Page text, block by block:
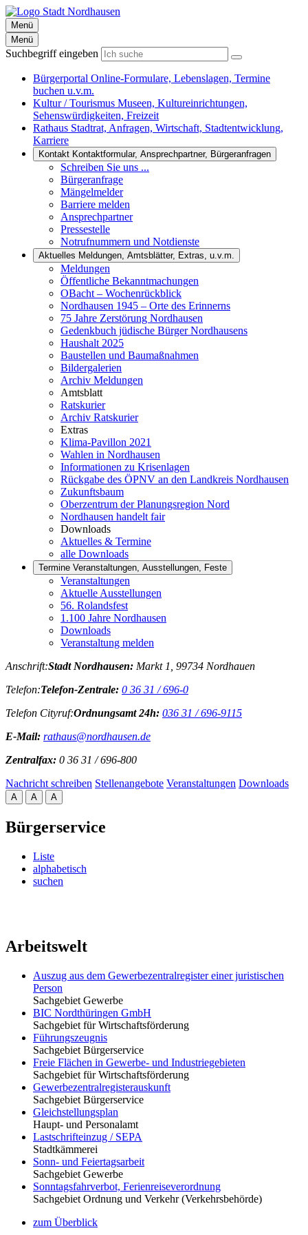
Menü
Menü
Suchbegriff eingeben
Bürgerportal Online-Formulare, Lebenslagen, Termine
buchen u.v.m.
Kultur / Tourismus Museen, Kultureinrichtungen,
Sehenswürdigkeiten, Freizeit
Rathaus Stadtrat, Anfragen, Wirtschaft, Stadtentwicklung,
Karriere
Kontakt Kontaktformular, Ansprechpartner, Bürgeranfragen
Schreiben Sie uns ...
Bürgeranfrage
Mängelmelder
Barriere melden
Ansprechpartner
Pressestelle
Notrufnummern und Notdienste
Aktuelles Meldungen, Amtsblätter, Extras, u.v.m.
Meldungen
Öffentliche Bekanntmachungen
OBacht – Wochenrückblick
Nordhausen 1945 – Orte des Erinnerns
75 Jahre Zerstörung Nordhausen
Gedenkbuch jüdische Bürger Nordhausens
Haushalt 2025
Baustellen und Baumaßnahmen
Bildergalerien
Archiv Meldungen
Amtsblatt
Ratskurier
Archiv Ratskurier
Extras
Klima-Pavillon 2021
Wahlen in Nordhausen
Informationen zu Krisenlagen
Rückgabe des ÖPNV an den Landkreis Nordhausen
Zukunftsbaum
Oberzentrum der Planungsregion Nord
Nordhausen handelt fair
Downloads
Aktuelles & Termine
alle Downloads
Termine Veranstaltungen, Ausstellungen, Feste
Veranstaltungen
Aktuelle Ausstellungen
56. Rolandsfest
1.100 Jahre Nordhausen
Downloads
Veranstaltung melden
Anschrift:Stadt Nordhausen: Markt 1, 99734 Nordhauen
Telefon:Telefon-Zentrale: 0 36 31 / 696-0
Telefon Cityruf:Ordnungsamt 24h: 036 31 / 696-9115
E-Mail: rathaus@nordhausen.de
Zentralfax: 0 36 31 / 696-800
Nachricht schreiben Stellenangebote Veranstaltungen Downloads
A A A
Bürgerservice
Liste
alphabetisch
suchen
Arbeitswelt
Auszug aus dem Gewerbezentralregister einer juristischen
Person
Sachgebiet Gewerbe
BIC Nordthüringen GmbH
Sachgebiet für Wirtschaftsförderung
Führungszeugnis
Sachgebiet Bürgerservice
Freie Flächen in Gewerbe- und Industriegebieten
Sachgebiet für Wirtschaftsförderung
Gewerbezentralregisterauskunft
Sachgebiet Bürgerservice
Gleichstellungsplan
Haupt- und Personalamt
Lastschrifteinzug / SEPA
Stadtkämmerei
Sonn- und Feiertagsarbeit
Sachgebiet Gewerbe
Sonntagsfahrverbot, Ferienreiseverordnung
Sachgebiet Ordnung und Verkehr (Verkehrsbehörde)
zum Überblick